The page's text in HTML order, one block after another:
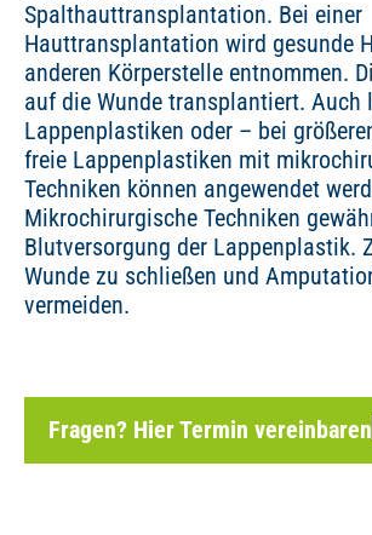
Spalthauttransplantation. Bei einer
Hauttransplantation wird gesunde
anderen Körperstelle entnommen.
auf die Wunde transplantiert. Auch
Lappenplastiken oder – bei
freie Lappenplastiken mit
Techniken können angewendet
Mikrochirurgische Techniken
Blutversorgung der Lappenplastik.
Wunde zu schließen und
vermeiden.
Fragen? Hier Termin vereinbaren